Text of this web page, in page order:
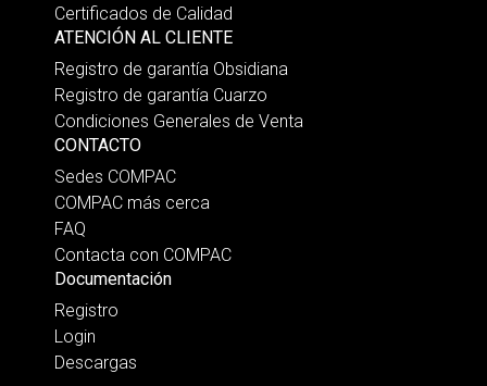
Certificados de Calidad
ATENCIÓN AL CLIENTE
Registro de garantía Obsidiana
Registro de garantía Cuarzo
Condiciones Generales de Venta
CONTACTO
Sedes COMPAC
COMPAC más cerca
FAQ
Contacta con COMPAC
Documentación
Registro
Login
Descargas